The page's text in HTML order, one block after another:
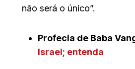
não será o único”.
Profecia de Baba
Israel; entenda